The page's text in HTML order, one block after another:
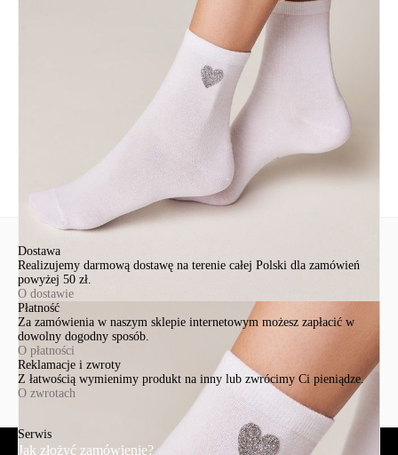
Ten produkt nie ma pytań Możesz zadać pytanie, klikając przycisk
Dostawa
Realizujemy darmową dostawę na terenie całej Polski dla zamówień
powyżej 50 zł.
O dostawie
Płatność
Za zamówienia w naszym sklepie internetowym możesz zapłacić w
dowolny dogodny sposób.
O płatności
Reklamacje i zwroty
Z łatwością wymienimy produkt na inny lub zwrócimy Ci pieniądze.
O zwrotach
Serwis
Jak złożyć zamówienie?